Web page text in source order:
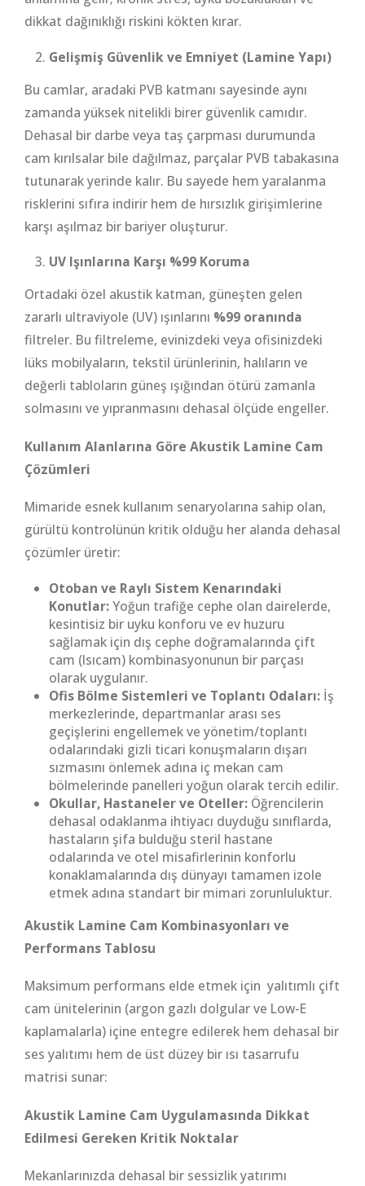
dikkat dağınıklığı riskini kökten kırar.
Gelişmiş Güvenlik ve Emniyet (Lamine Yapı)
Bu camlar, aradaki PVB katmanı sayesinde aynı
zamanda yüksek nitelikli birer güvenlik camıdır.
Dehasal bir darbe veya taş çarpması durumunda
cam kırılsalar bile dağılmaz, parçalar PVB tabakasına
tutunarak yerinde kalır. Bu sayede hem yaralanma
risklerini sıfıra indirir hem de hırsızlık girişimlerine
karşı aşılmaz bir bariyer oluşturur.
UV Işınlarına Karşı %99 Koruma
Ortadaki özel akustik katman, güneşten gelen
zararlı ultraviyole (UV) ışınlarını %99 oranında
filtreler. Bu filtreleme, evinizdeki veya ofisinizdeki
lüks mobilyaların, tekstil ürünlerinin, halıların ve
değerli tabloların güneş ışığından ötürü zamanla
solmasını ve yıpranmasını dehasal ölçüde engeller.
Kullanım Alanlarına Göre Akustik Lamine Cam
Çözümleri
Mimaride esnek kullanım senaryolarına sahip olan,
gürültü kontrolünün kritik olduğu her alanda dehasal
çözümler üretir:
Otoban ve Raylı Sistem Kenarındaki
Konutlar:Yoğun trafiğe cephe olan dairelerde,
kesintisiz bir uyku konforu ve ev huzuru
sağlamak için dış cephe doğramalarında çift
cam (Isıcam) kombinasyonunun bir parçası
olarak uygulanır.
Ofis Bölme Sistemleri ve Toplantı Odaları:İş
merkezlerinde, departmanlar arası ses
geçişlerini engellemek ve yönetim/toplantı
odalarındaki gizli ticari konuşmaların dışarı
sızmasını önlemek adına iç mekan cam
bölmelerinde panelleri yoğun olarak tercih edilir.
Okullar, Hastaneler ve Oteller:Öğrencilerin
dehasal odaklanma ihtiyacı duyduğu sınıflarda,
hastaların şifa bulduğu steril hastane
odalarında ve otel misafirlerinin konforlu
konaklamalarında dış dünyayı tamamen izole
etmek adına standart bir mimari zorunluluktur.
Akustik Lamine Cam Kombinasyonları ve
Performans Tablosu
Maksimum performans elde etmek için yalıtımlı çift
cam ünitelerinin (argon gazlı dolgular ve Low-E
kaplamalarla) içine entegre edilerek hem dehasal bir
ses yalıtımı hem de üst düzey bir ısı tasarrufu
matrisi sunar:
Akustik Lamine Cam Uygulamasında Dikkat
Edilmesi Gereken Kritik Noktalar
Mekanlarınızda dehasal bir sessizlik yatırımı